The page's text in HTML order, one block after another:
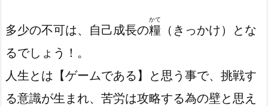
多少の不可は、自己成長の糧
かて
（きっかけ）
とな
るでしょう！。
人生とは【ゲームである】と思う事で、挑戦す
る意識が生まれ、苦労は攻略する為の壁と思え